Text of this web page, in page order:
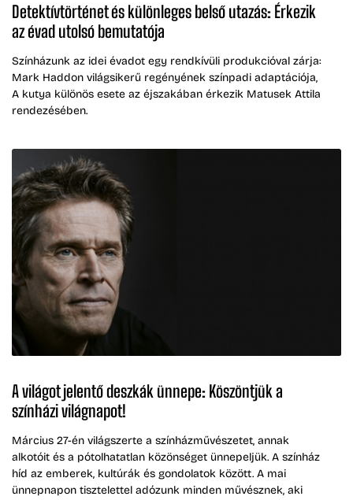
Detektívtörténet és különleges belső utazás: Érkezik
az évad utolsó bemutatója
Színházunk az idei évadot egy rendkívüli produkcióval zárja:
Mark Haddon világsikerű regényének színpadi adaptációja,
A kutya különös esete az éjszakában érkezik Matusek Attila
rendezésében.
A világot jelentő deszkák ünnepe: Köszöntjük a
színházi világnapot!
Március 27-én világszerte a színházművészetet, annak
alkotóit és a pótolhatatlan közönséget ünnepeljük. A színház
híd az emberek, kultúrák és gondolatok között. A mai
ünnepnapon tisztelettel adózunk minden művésznek, aki